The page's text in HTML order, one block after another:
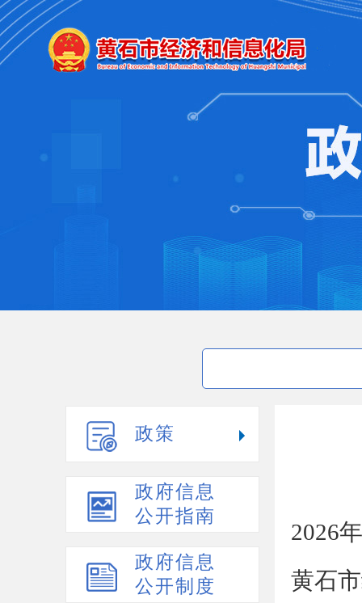
政策
政府信息
公开指南
政府信息
公开制度
2026
黄石